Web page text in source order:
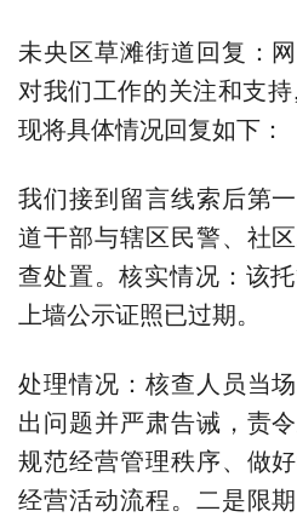
未央区草滩街道回复：
对我们工作的关注和支
现将具体情况回复如下：
我们接到留言线索后第
道干部与辖区民警、社
查处置。核实情况：该
上墙公示证照已过期。
处理情况：核查人员当
出问题并严肃告诫，责
规范经营管理秩序、做
经营活动流程。二是限